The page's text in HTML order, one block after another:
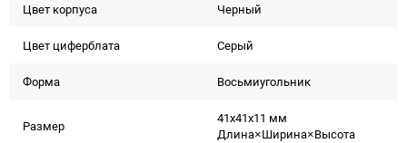
Цвет корпуса Черный
Цвет циферблата Серый
Форма Восьмиугольник
Размер
41x41x11 мм
Длина×Ширина×Высота